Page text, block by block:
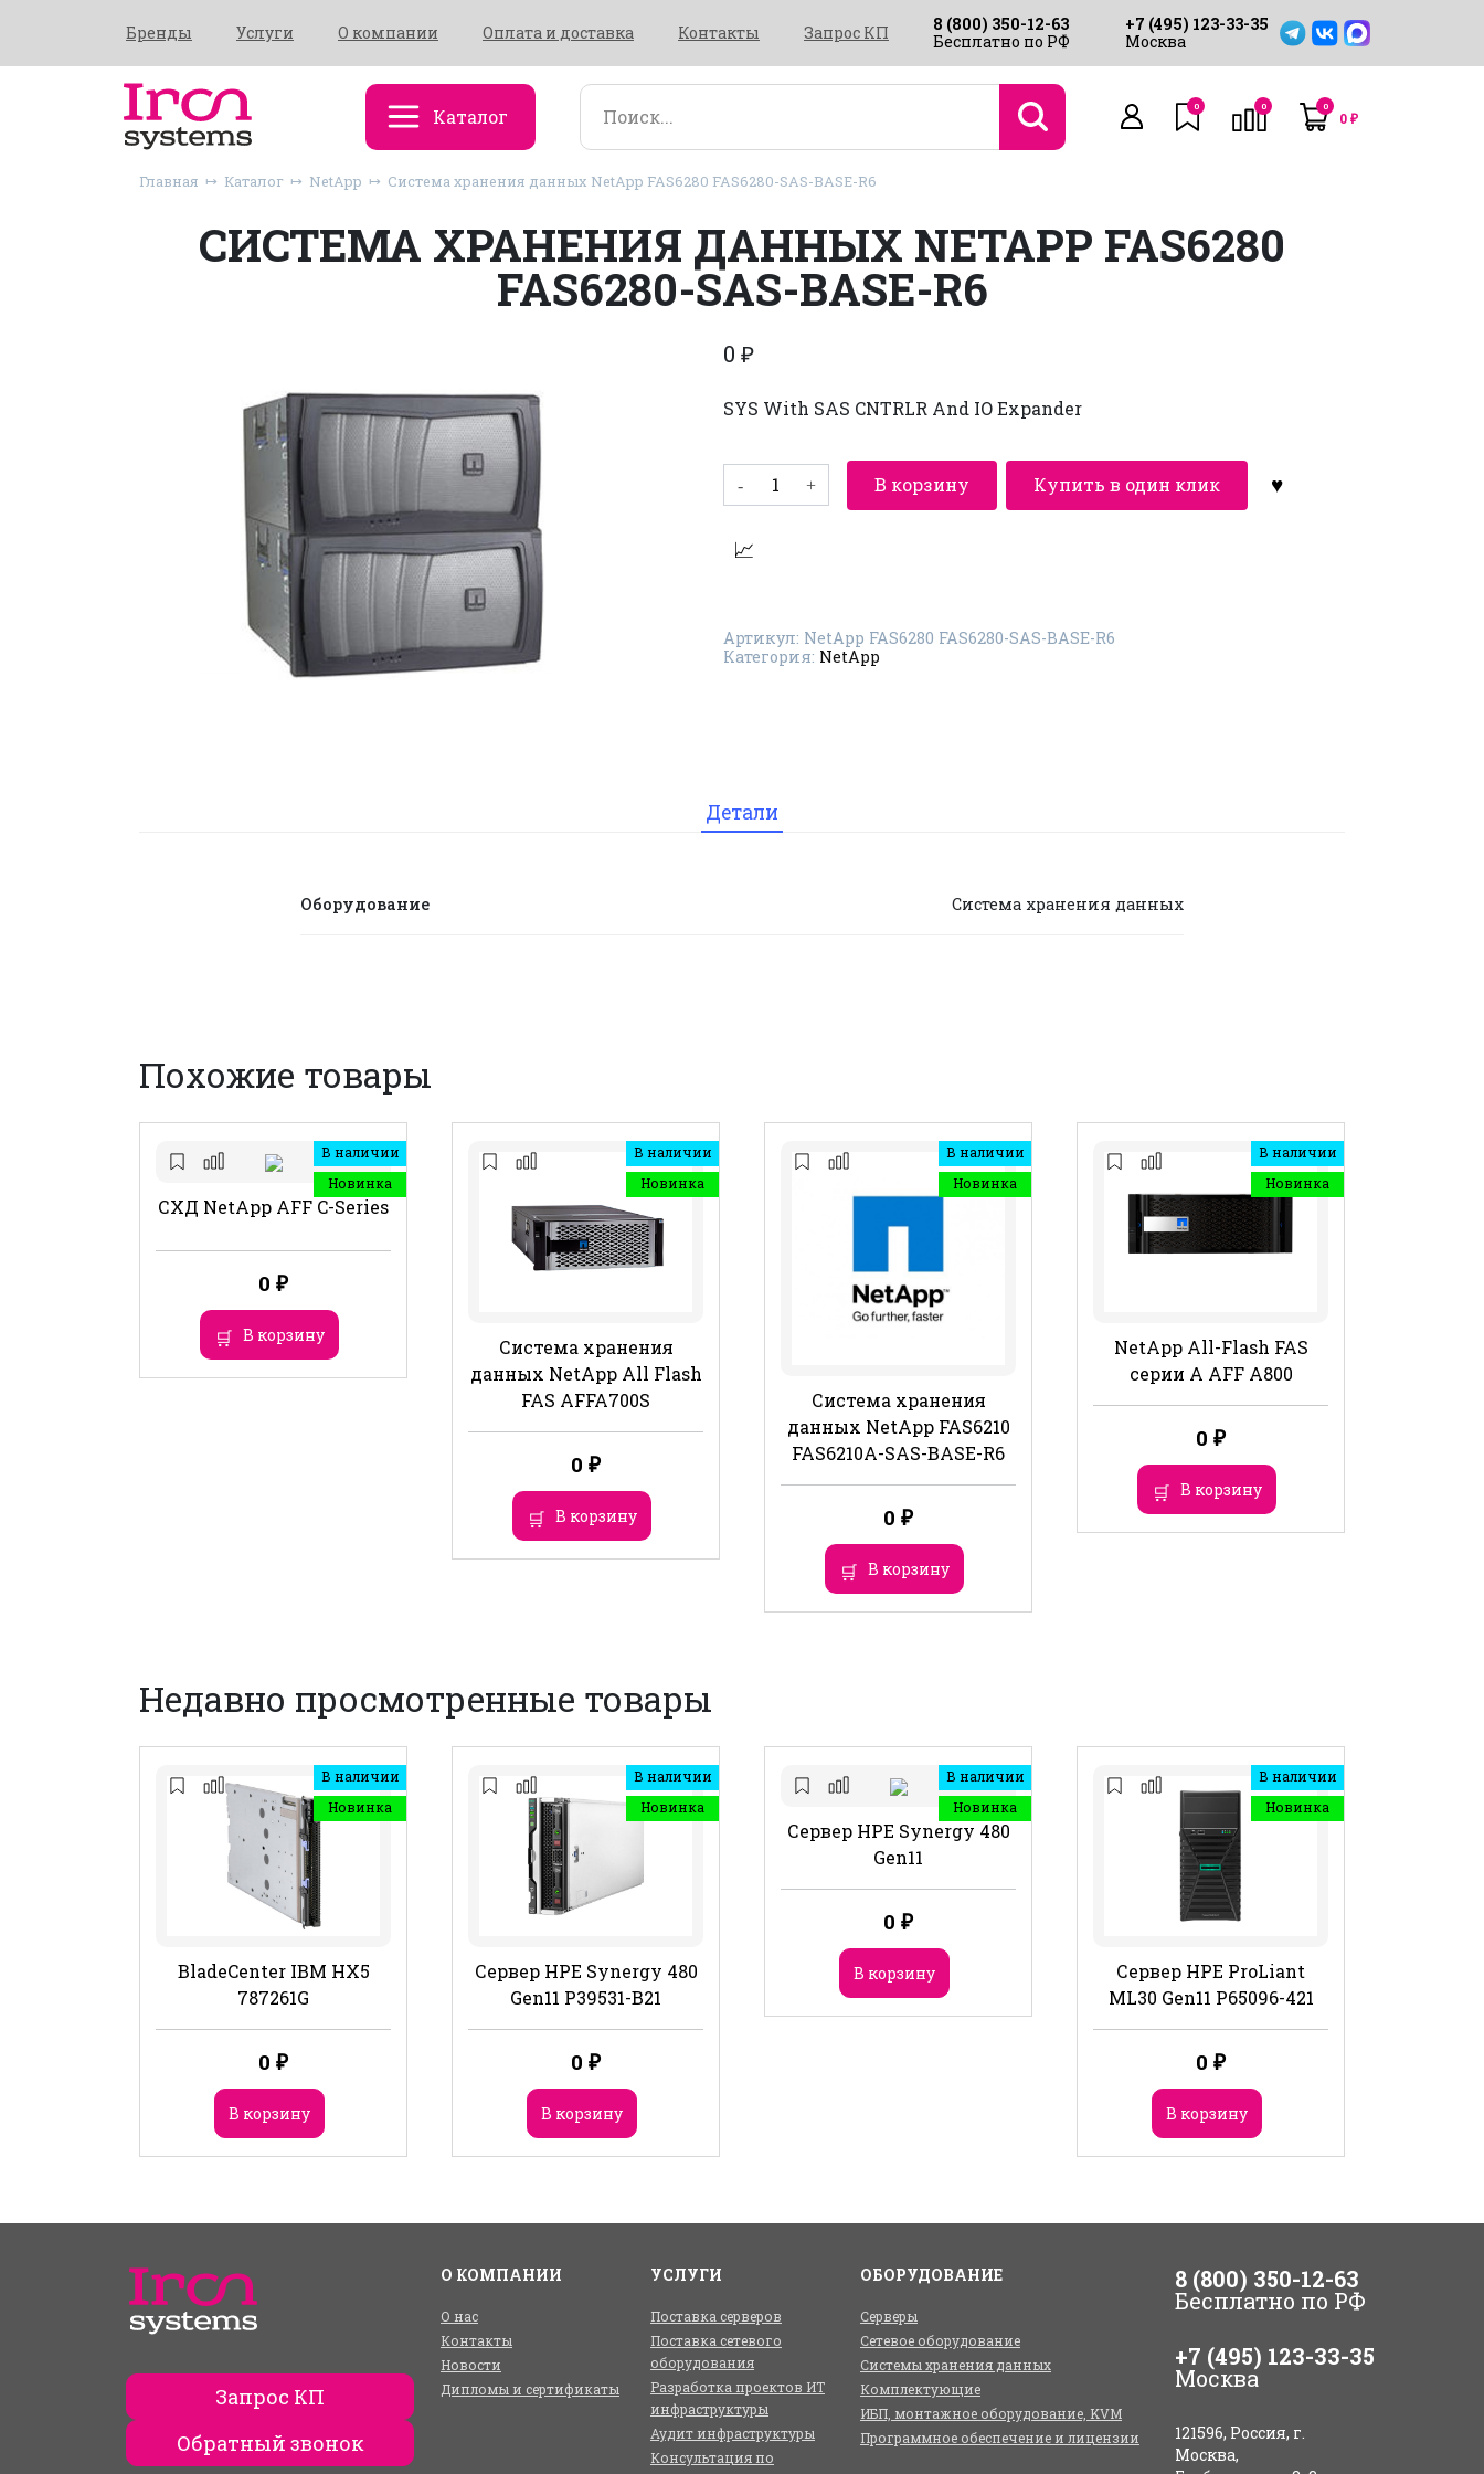
Бренды Услуги О компании Оплата и доставка Контакты Запрос КП
8 (800) 350-12-63
Бесплатно по РФ
+7 (495) 123-33-35
Москва
Каталог 0 0 0
0₽
Главная Каталог NetApp Система хранения данных NetApp FAS6280 FAS6280-SAS-BASE-R6
СИСТЕМА ХРАНЕНИЯ ДАННЫХ NETAPP FAS6280
FAS6280-SAS-BASE-R6
0 ₽
SYS With SAS CNTRLR And IO Expander
Количество
товара
Система
данных
NetApp
BASE-
R6
В корзину Купить в один клик
Артикул: NetApp FAS6280 FAS6280-SAS-BASE-R6
Категория: NetApp
Детали
Оборудование Система хранения данных
Похожие товары
В наличии
Новинка
СХД NetApp AFF C-Series
0 ₽
В корзину
В наличии
Новинка
Система хранения
данных NetApp All Flash
FAS AFFA700S
0 ₽
В корзину
В наличии
Новинка
Система хранения
данных NetApp FAS6210
FAS6210A-SAS-BASE-R6
0 ₽
В корзину
В наличии
Новинка
NetApp All-Flash FAS
серии A AFF A800
0 ₽
В корзину
Недавно просмотренные товары
В наличии
Новинка
BladeCenter IBM HX5
787261G
0 ₽
В корзину
В наличии
Новинка
Сервер HPE Synergy 480
Gen11 P39531-B21
0 ₽
В корзину
В наличии
Новинка
Сервер HPE Synergy 480
Gen11
0 ₽
В корзину
В наличии
Новинка
Сервер HPE ProLiant
ML30 Gen11 P65096-421
0 ₽
В корзину
Запрос КП
Обратный звонок
О КОМПАНИИ
О нас
Контакты
Новости
Дипломы и сертификаты
УСЛУГИ
Поставка серверов
Поставка сетевого
оборудования
Разработка проектов ИТ
инфраструктуры
Аудит инфраструктуры
Консультация по
ОБОРУДОВАНИЕ
Серверы
Сетевое оборудование
Системы хранения данных
Комплектующие
ИБП, монтажное оборудование, KVM
Программное обеспечение и лицензии
8 (800) 350-12-63
Бесплатно по РФ
+7 (495) 123-33-35
Москва
121596, Россия, г.
Москва,